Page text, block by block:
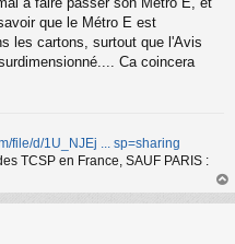
que le Métro E est
les cartons, surtout que l'Avis
Ca coincera
file/d/1U_NJEj ... sp=sharing
TCSP en France, SAUF PARIS :
au